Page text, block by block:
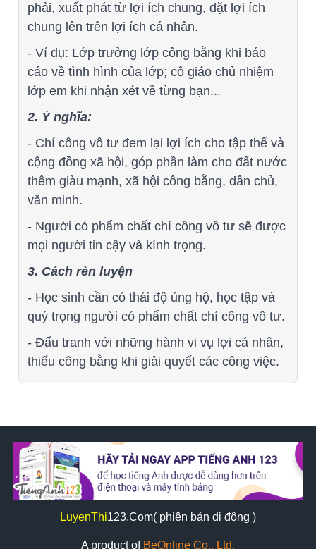
phải, xuất phát từ lợi ích chung, đặt lợi ích
chung lên trên lợi ích cá nhân.
- Ví dụ: Lớp trưởng lớp công bằng khi báo
cáo về tình hình của lớp; cô giáo chủ nhiệm
lớp em khi nhận xét về từng bạn...
2. Ý nghĩa:
- Chí công vô tư đem lại lợi ích cho tập thể và
cộng đồng xã hội, góp phần làm cho đất nước
thêm giàu mạnh, xã hội công bằng, dân chủ,
văn minh.
- Người có phẩm chất chí công vô tư sẽ được
mọi người tin cậy và kính trọng.
3. Cách rèn luyện
- Học sinh cần có thái độ ủng hộ, học tập và
quý trọng người có phẩm chất chí công vô tư.
- Đấu tranh với những hành vi vụ lợi cá nhân,
thiếu công bằng khi giải quyết các công việc.
LuyenThi123.Com( phiên bản di động )
A product of BeOnline Co., Ltd.